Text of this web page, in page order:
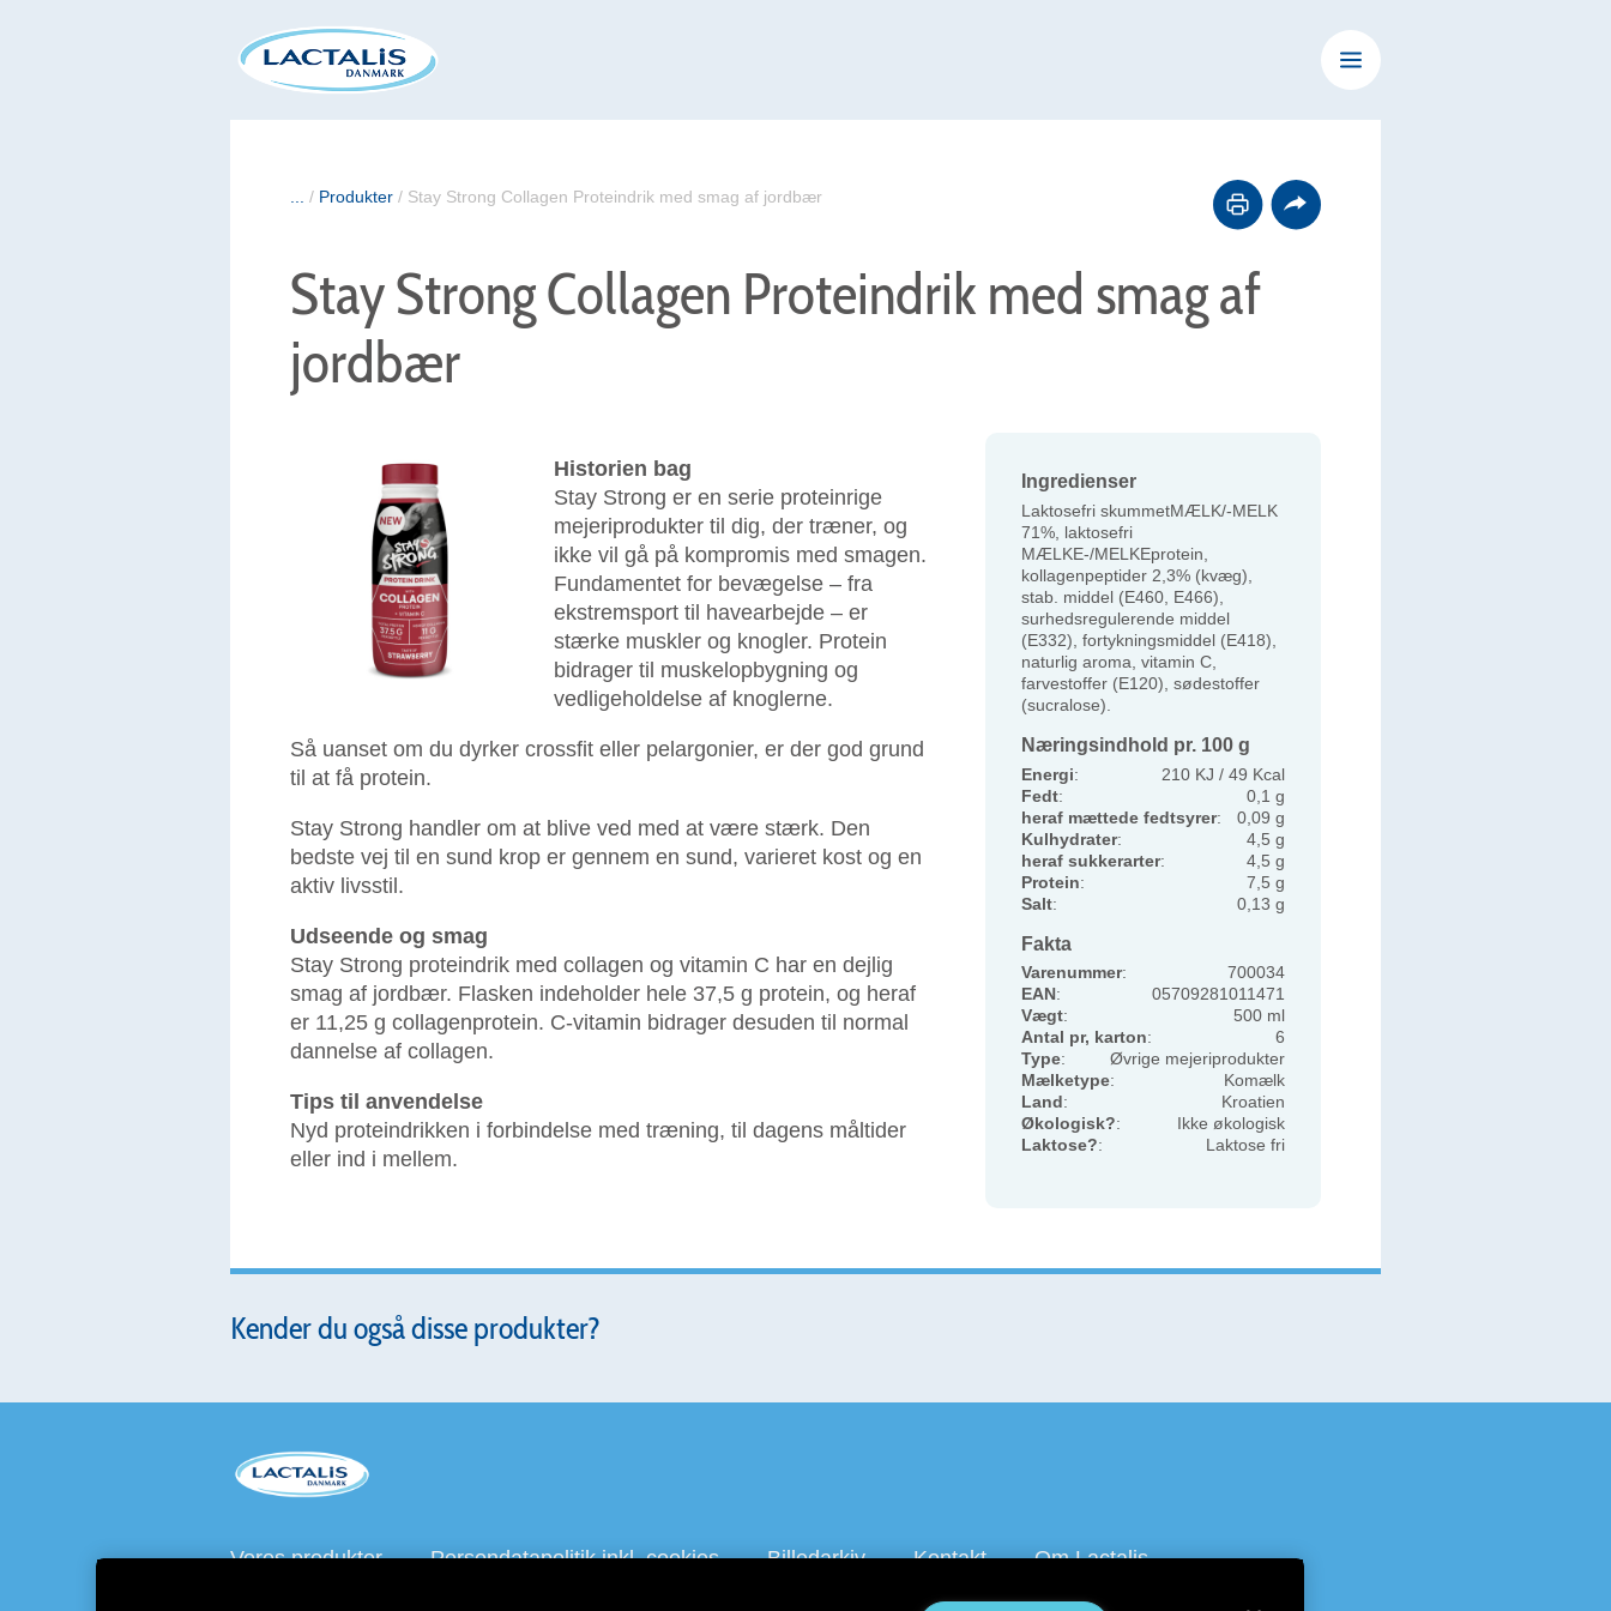
/ Produkter / Stay Strong Collagen Proteindrik med smag af jordbær
Stay Strong Collagen Proteindrik med smag af
jordbær
Historien bag
Stay Strong er en serie proteinrige
mejeriprodukter til dig, der træner, og
ikke vil gå på kompromis med smagen.
Fundamentet for bevægelse – fra
ekstremsport til havearbejde – er
stærke muskler og knogler. Protein
bidrager til muskelopbygning og
vedligeholdelse af knoglerne.
Så uanset om du dyrker crossfit eller pelargonier, er der god grund
til at få protein.
Stay Strong handler om at blive ved med at være stærk. Den
bedste vej til en sund krop er gennem en sund, varieret kost og en
aktiv livsstil.
Udseende og smag
Stay Strong proteindrik med collagen og vitamin C har en dejlig
smag af jordbær. Flasken indeholder hele 37,5 g protein, og heraf
er 11,25 g collagenprotein. C-vitamin bidrager desuden til normal
dannelse af collagen.
Tips til anvendelse
Nyd proteindrikken i forbindelse med træning, til dagens måltider
eller ind i mellem.
Ingredienser
Laktosefri skummetMÆLK/-MELK
71%, laktosefri
MÆLKE-/MELKEprotein,
kollagenpeptider 2,3% (kvæg),
stab. middel (E460, E466),
surhedsregulerende middel
(E332), fortykningsmiddel (E418),
naturlig aroma, vitamin C,
farvestoffer (E120), sødestoffer
(sucralose).
Næringsindhold pr. 100 g
Energi:
210 KJ / 49 Kcal
Fedt:
0,1 g
heraf mættede fedtsyrer:
0,09 g
Kulhydrater:
4,5 g
heraf sukkerarter:
4,5 g
Protein:
7,5 g
Salt: 0,13 g
Fakta
Varenummer:
700034
EAN:
05709281011471
Vægt:
500 ml
Antal pr, karton:
6
Type:
Øvrige mejeriprodukter
Mælketype:
Komælk
Land:
Kroatien
Økologisk?:
Ikke økologisk
Laktose?: Laktose fri
Kender du også disse produkter?
Vores produkter Persondatapolitik inkl. cookies Billedarkiv Kontakt Om Lactalis